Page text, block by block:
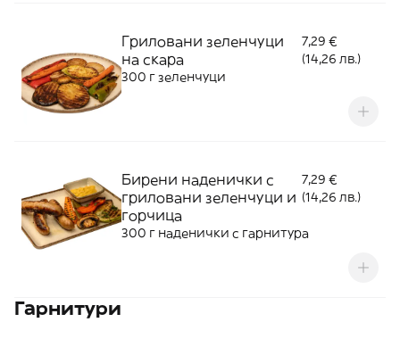
Гриловани зеленчуци
на скара
7,29 €
(14,26 лв.)
300 г зеленчуци
Бирени наденички с
гриловани зеленчуци и
горчица
7,29 €
(14,26 лв.)
300 г наденички с гарнитура
Гарнитури